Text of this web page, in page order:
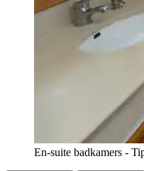
En-suite badkamers -